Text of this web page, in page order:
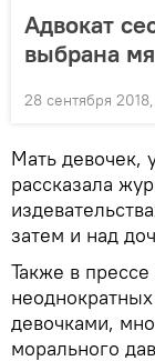
Адвокат
выбрана
28 сентября
Мать девочек,
рассказала
затем и над
Также в
девочками,
морального